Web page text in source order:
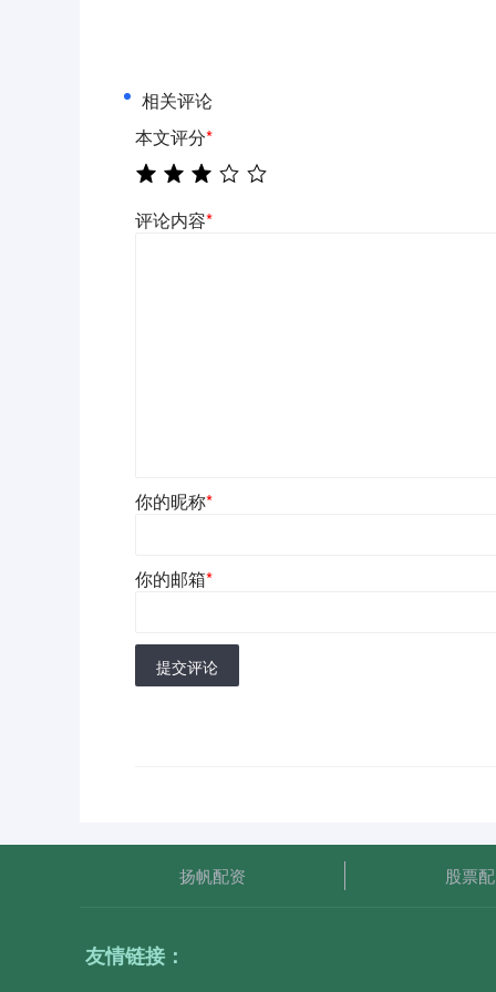
相关评论
本文评分*
评论内容*
你的昵称*
你的邮箱*
提交评论
扬帆配资 股票
友情链接：